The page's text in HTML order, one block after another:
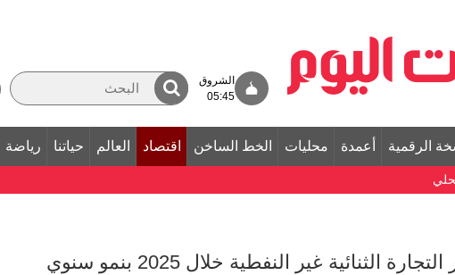
الشروق
05:45
الرقمية أعمدة محليات الخط الساخن اقتصاد العالم حياتنا رياضة
186 مليون دولار التجارة الثنائية غير النفطية خلال 2025 بنمو سنوي